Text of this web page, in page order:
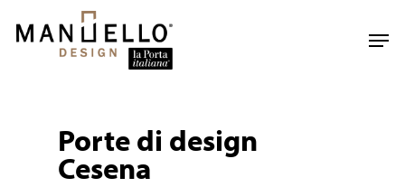
main
Porte di design
Cesena